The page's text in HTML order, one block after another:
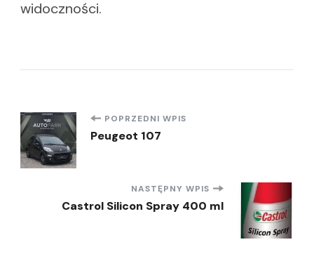
widoczności.
Nawigacja
wpisu
POPRZEDNI WPIS
Peugeot 107
NASTĘPNY WPIS
Castrol Silicon Spray 400 ml